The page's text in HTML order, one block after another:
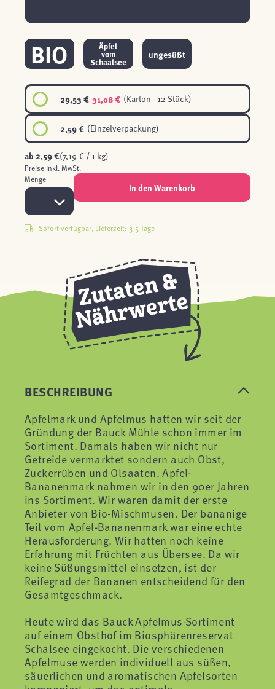
BIO Äpfel
vom
Schaalsee
ungesüßt
29,53 € 31,08 € (Karton - 12 Stück)
2,59 € (Einzelverpackung)
ab 2,59 €(7,19 € / 1 kg)
Preise inkl. MwSt.
Menge
In den Warenkorb
Sofort verfügbar, Lieferzeit: 3-5 Tage
BESCHREIBUNG
Apfelmark und Apfelmus hatten wir seit der
Gründung der Bauck Mühle schon immer im
Sortiment. Damals haben wir nicht nur
Getreide vermarktet sondern auch Obst,
Zuckerrüben und Ölsaaten. Apfel-
Bananenmark nahmen wir in den 90er Jahren
ins Sortiment. Wir waren damit der erste
Anbieter von Bio-Mischmusen. Der bananige
Teil vom Apfel-Bananenmark war eine echte
Herausforderung. Wir hatten noch keine
Erfahrung mit Früchten aus Übersee. Da wir
keine Süßungsmittel einsetzen, ist der
Reifegrad der Bananen entscheidend für den
Gesamtgeschmack.
Heute wird das Bauck Apfelmus-Sortiment
auf einem Obsthof im Biosphärenreservat
Schalsee eingekocht. Die verschiedenen
Apfelmuse werden individuell aus süßen,
säuerlichen und aromatischen Apfelsorten